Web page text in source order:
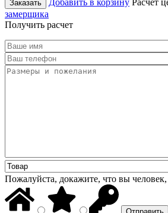
Заказать
замерщика
Получить расчет
Пожалуйста, докажите, что вы